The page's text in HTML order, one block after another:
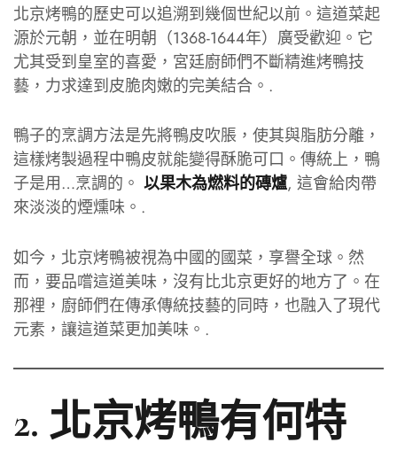
北京烤鴨的歷史可以追溯到幾個世紀以前。這道菜起
源於元朝，並在明朝（1368-1644年）廣受歡迎。它
尤其受到皇室的喜愛，宮廷廚師們不斷精進烤鴨技
藝，力求達到皮脆肉嫩的完美結合。.
鴨子的烹調方法是先將鴨皮吹脹，使其與脂肪分離，
這樣烤製過程中鴨皮就能變得酥脆可口。傳統上，鴨
子是用…烹調的。 以果木為燃料的磚爐, 這會給肉帶
來淡淡的煙燻味。.
如今，北京烤鴨被視為中國的國菜，享譽全球。然
而，要品嚐這道美味，沒有比北京更好的地方了。在
那裡，廚師們在傳承傳統技藝的同時，也融入了現代
元素，讓這道菜更加美味。.
2. 北京烤鴨有何特